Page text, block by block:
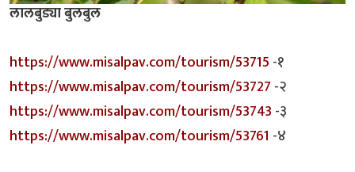
लालबुड्या बुलबुल
https://www.misalpav.com/tourism/53715-१
https://www.misalpav.com/tourism/53727-२
https://www.misalpav.com/tourism/53743-३
https://www.misalpav.com/tourism/53761 -४